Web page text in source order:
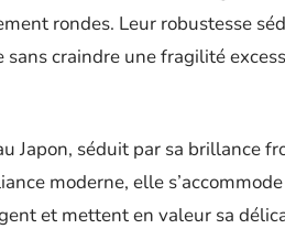
rondes. Leur robustesse
craindre une fragilité
Japon, séduit par sa brillance
moderne, elle
et mettent en valeur sa